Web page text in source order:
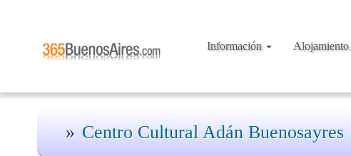
Información Alojamiento
Centro Cultural Adán Buenosayres